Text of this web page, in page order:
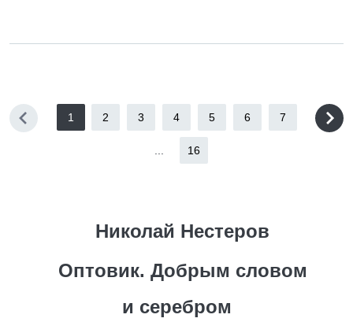
1 2 3 4 5 6 7
16
Николай Нестеров
Оптовик. Добрым словом
и серебром